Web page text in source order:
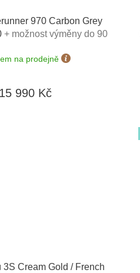
970 Carbon Grey
+ možnost výměny do 90
na prodejně
15 990 Kč
3S Cream Gold / French